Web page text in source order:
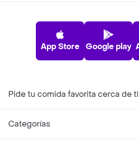
App Store Google play
Pide tu comida favorita cerca de ti
Categorías